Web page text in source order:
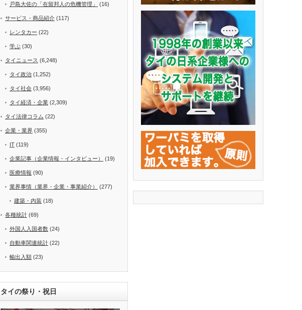
戸島大佐の「在留邦人の危機管理」 (16)
サービス・商品紹介 (117)
レンタカー (22)
学ぶ (30)
タイニュース (6,248)
タイ政治 (1,252)
タイ社会 (3,956)
タイ経済・企業 (2,309)
タイ法律コラム (22)
企業・業界 (355)
IT (119)
企業記事（企業情報・インタビュー） (19)
医療情報 (90)
業界事情（業界・企業・事業紹介） (277)
建築・内装 (18)
各種統計 (69)
外国人入国者数 (24)
自動車関連統計 (22)
輸出入額 (23)
タイの祭り・祝日